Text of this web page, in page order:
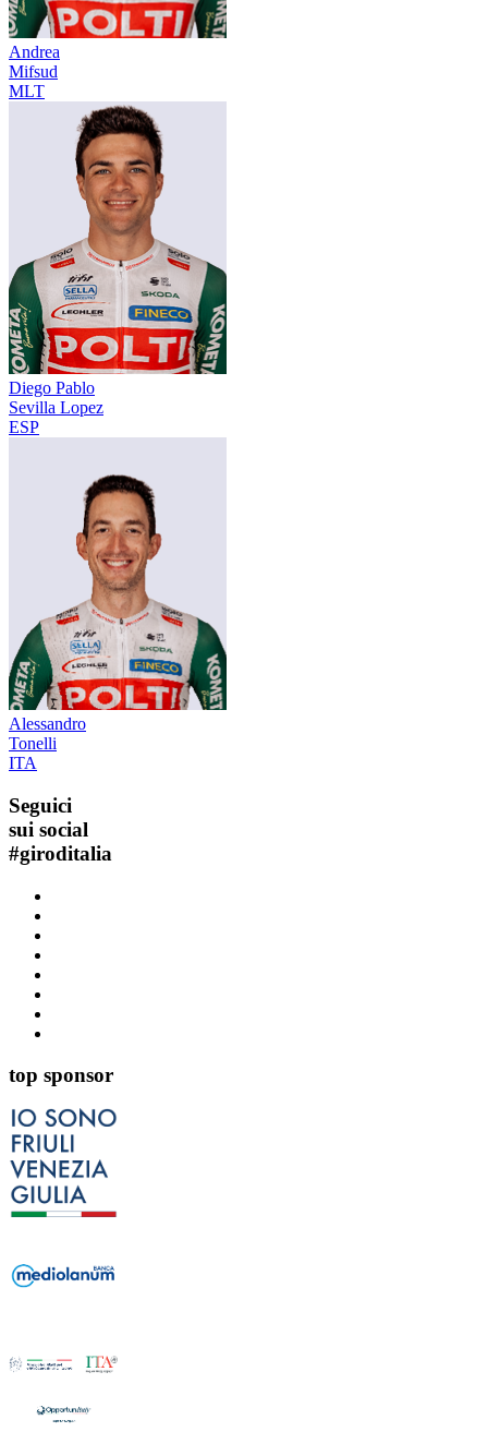
Andrea
Mifsud
MLT
Diego Pablo
Sevilla Lopez
ESP
Alessandro
Tonelli
ITA
Seguici
sui social
#giroditalia
top sponsor